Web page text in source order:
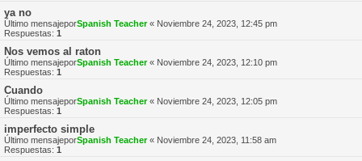
ya no
Último mensajeporSpanish Teacher« Noviembre 24, 2023, 12:45 pm
Respuestas: 1
Nos vemos al raton
Último mensajeporSpanish Teacher« Noviembre 24, 2023, 12:10 pm
Respuestas: 1
Cuando
Último mensajeporSpanish Teacher« Noviembre 24, 2023, 12:05 pm
Respuestas: 1
imperfecto simple
Último mensajeporSpanish Teacher« Noviembre 24, 2023, 11:58 am
Respuestas: 1